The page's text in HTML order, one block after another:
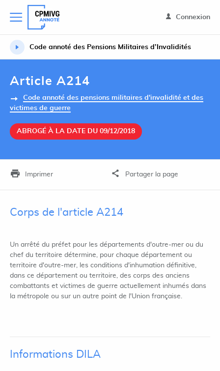
Connexion
Code annoté des Pensions Militaires d’Invalidités
Article A214
Code annoté des pensions militaires d'invalidité et des
victimes de guerre
ABROGÉ À LA DATE DU 09/12/2018
Imprimer Partager la page
Corps de l'article A214
Un arrêté du préfet pour les départements d'outre-mer ou du
chef du territoire détermine, pour chaque département ou
territoire d'outre-mer, les conditions d'inhumation définitive,
dans ce département ou territoire, des corps des anciens
combattants et victimes de guerre actuellement inhumés dans
la métropole ou sur un autre point de l'Union française.
Informations DILA